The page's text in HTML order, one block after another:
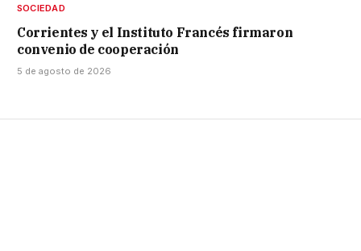
SOCIEDAD
Corrientes y el Instituto Francés firmaron
convenio de cooperación
5 de agosto de 2026